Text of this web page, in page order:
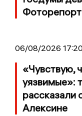
06/08/2026 17:20
«Чувствую,
уязвимые»:
рассказали
Алексине